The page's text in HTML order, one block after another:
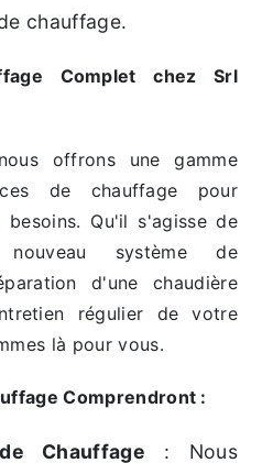
chauffage.
Complet chez Srl
offrons une gamme
de chauffage pour
Qu'il s'agisse de
système de
d'une chaudière
régulier de votre
là pour vous.
Comprendront :
Chauffage : Nous